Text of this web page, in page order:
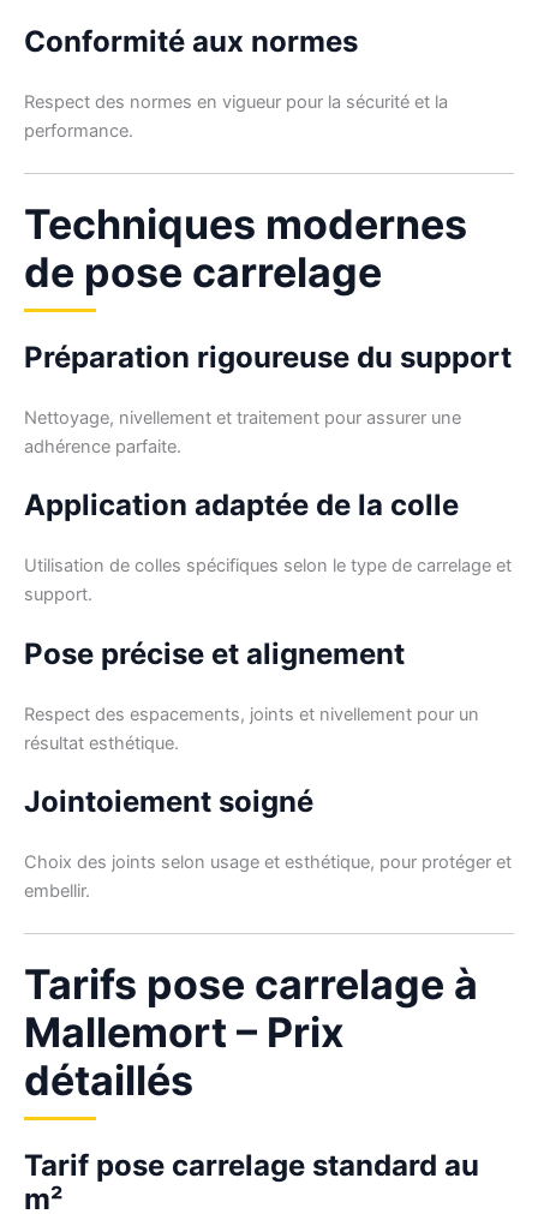
Conformité aux normes
Respect des normes en vigueur pour la sécurité et la
performance.
Techniques modernes
de pose carrelage
Préparation rigoureuse du support
Nettoyage, nivellement et traitement pour assurer une
adhérence parfaite.
Application adaptée de la colle
Utilisation de colles spécifiques selon le type de carrelage et
support.
Pose précise et alignement
Respect des espacements, joints et nivellement pour un
résultat esthétique.
Jointoiement soigné
Choix des joints selon usage et esthétique, pour protéger et
embellir.
Tarifs pose carrelage à
Mallemort – Prix
détaillés
Tarif pose carrelage standard au
m²